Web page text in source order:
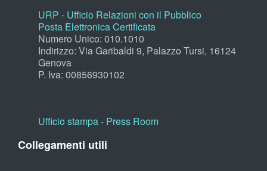
URP - Ufficio Relazioni con il Pubblico
Posta Elettronica Certificata
Numero Unico: 010.1010
Indirizzo: Via Garibaldi 9, Palazzo Tursi, 16124
Genova
P. Iva: 00856930102
Ufficio stampa - Press Room
Collegamenti utili